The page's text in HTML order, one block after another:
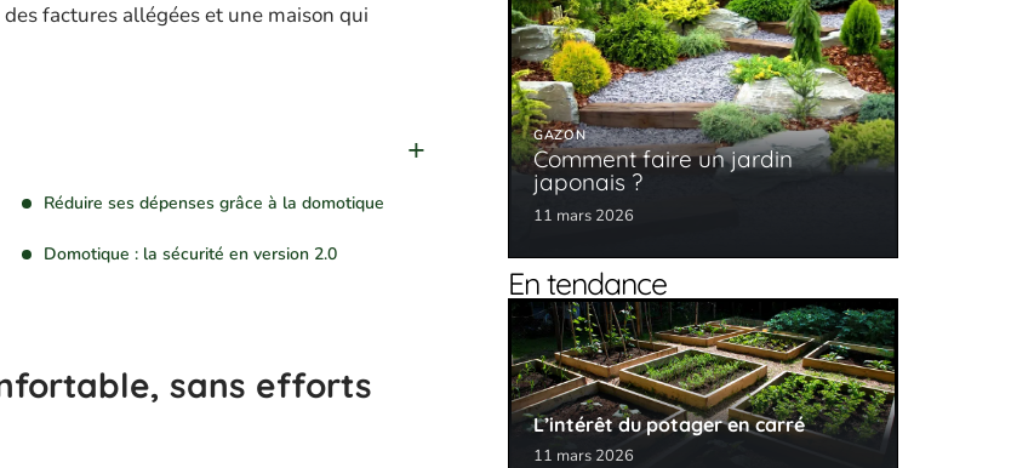
factures allégées et une maison qui
Réduire ses dépenses grâce à la domotique
Domotique : la sécurité en version 2.0
sans efforts
GAZON
Comment faire un jardin
japonais ?
11 mars 2026
En tendance
L’intérêt du potager en carré
11 mars 2026